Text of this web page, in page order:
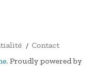
Contact
. Proudly powered by